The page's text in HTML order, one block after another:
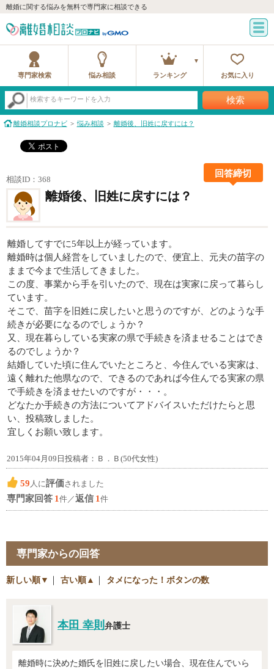
離婚に関する悩みを無料で専門家に相談できる
専門家検索 悩み相談 ランキング お気に入り
検索するキーワードを入力 検索
離婚相談プロナビ 悩み相談 離婚後、旧姓に戻すには？
相談ID：368
回答締切
離婚後、旧姓に戻すには？
離婚してすでに5年以上が経っています。
離婚時は個人経営をしていましたので、便宜上、元夫の苗字の
ままで今まで生活してきました。
この度、事業から手を引いたので、現在は実家に戻って暮らし
ています。
そこで、苗字を旧姓に戻したいと思うのですが、どのような手
続きが必要になるのでしょうか？
又、現在暮らしている実家の県で手続きを済ませることはでき
るのでしょうか？
結婚していた頃に住んでいたところと、今住んでいる実家は、
遠く離れた他県なので、できるのであれば今住んでる実家の県
で手続きを済ませたいのですが・・・。
どなたか手続きの方法についてアドバイスいただけたらと思
い、投稿致しました。
宜しくお願い致します。
2015年04月09日投稿者：Ｂ．Ｂ(50代女性)
59 人に評価されました
専門家回答 1件／返信 1件
専門家からの回答
新しい順▼ ｜ 古い順▲ ｜ タメになった！ボタンの数
本田 幸則 弁護士
離婚時に決めた婚氏を旧姓に戻したい場合、現在住んでいら